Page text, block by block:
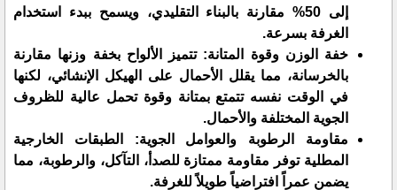
إلى 50% مقارنة بالبناء التقليدي، ويسمح ببدء استخدام
الغرفة بسرعة.
​خفة الوزن وقوة المتانة: تتميز الألواح بخفة وزنها مقارنة
بالخرسانة، مما يقلل الأحمال على الهيكل الإنشائي، لكنها
في الوقت نفسه تتمتع بمتانة وقوة تحمل عالية للظروف
الجوية المختلفة والأحمال.
مقاومة الرطوبة والعوامل الجوية: الطبقات الخارجية
المطلية توفر مقاومة ممتازة للصدأ، التآكل، والرطوبة، مما
يضمن عمراً افتراضياً طويلاً للغرفة.